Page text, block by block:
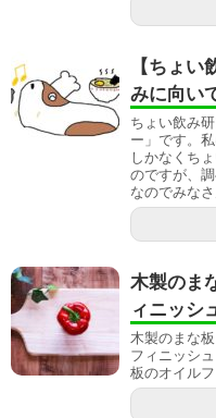
【ちょ
みに向い
ちょい飲み
ー」です。
しかなくち
のですが、
なのでみな
木製のま
ィニッシ
木製のまな
フィニッシ
板のオイル